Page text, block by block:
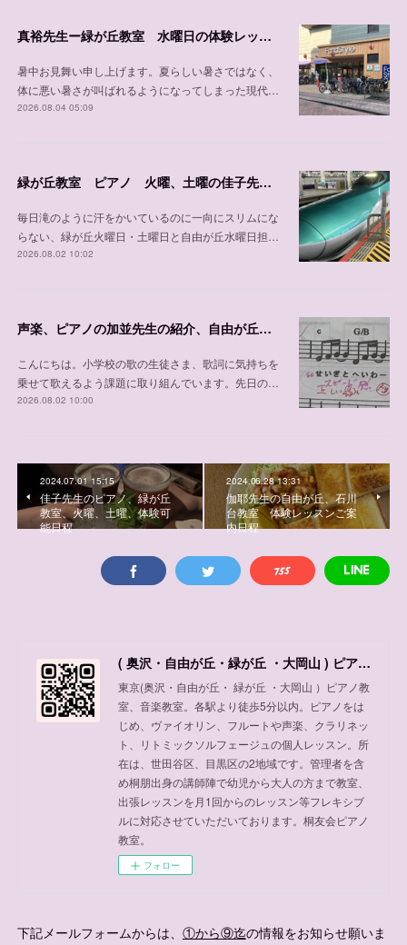
真裕先生ー緑が丘教室 水曜日の体験レッスン可能日程
暑中お見舞い申し上げます。夏らしい暑さではなく、
体に悪い暑さが叫ばれるようになってしまった現代…
2026.08.04 05:09
緑が丘教室 ピアノ 火曜、土曜の佳子先生の紹介
毎日滝のように汗をかいているのに一向にスリムにな
らない、緑が丘火曜日・土曜日と自由が丘水曜日担…
2026.08.02 10:02
声楽、ピアノの加並先生の紹介、自由が丘教室 木曜日、 土曜日、日曜日/緑が丘教室 金曜日
こんにちは。小学校の歌の生徒さま、歌詞に気持ちを
乗せて歌えるよう課題に取り組んでいます。先日の…
2026.08.02 10:00
2024.07.01 15:15
佳子先生のピアノ、緑が丘
教室、火曜、土曜、体験可
能日程
2024.06.28 13:31
伽耶先生の自由が丘、石川
台教室 体験レッスンご案
内日程
( 奥沢・自由が丘・緑が丘 ・大岡山 ) ピアノ教室、音楽教室
東京(奥沢・自由が丘・ 緑が丘 ・大岡山 ）ピアノ教
室、音楽教室。各駅より徒歩5分以内。ピアノをは
じめ、ヴァイオリン、フルートや声楽、クラリネッ
ト、リトミックソルフェージュの個人レッスン。所
在は、世田谷区、目黒区の2地域です。管理者を含
め桐朋出身の講師陣で幼児から大人の方まで教室、
出張レッスンを月1回からのレッスン等フレキシブ
ルに対応させていただいております。桐友会ピアノ
教室。
フォロー
下記メールフォームからは、 ①から⑨迄の情報をお知らせ願いま